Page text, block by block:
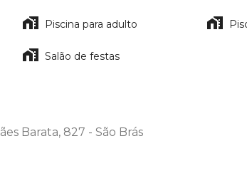
Piscina para adulto
Salão de festas
Barata, 827 - São Brás